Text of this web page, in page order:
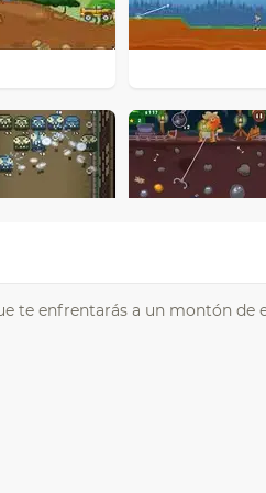
te enfrentarás a un montón de